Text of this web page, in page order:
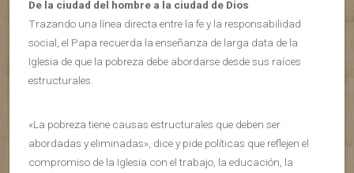
De la ciudad del hombre a la ciudad de Dios
Trazando una línea directa entre la fe y la responsabilidad
social, el Papa recuerda la enseñanza de larga data de la
Iglesia de que la pobreza debe abordarse desde sus raíces
estructurales.
«La pobreza tiene causas estructurales que deben ser
abordadas y eliminadas», dice y pide políticas que reflejen el
compromiso de la Iglesia con el trabajo, la educación, la